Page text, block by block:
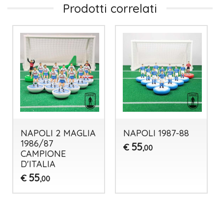
Prodotti correlati
NAPOLI 2 MAGLIA
1986/87
CAMPIONE
D'ITALIA
€ 55,00
NAPOLI 1987-88
€ 55,00